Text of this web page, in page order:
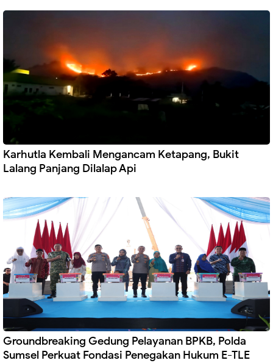
Karhutla Kembali Mengancam Ketapang, Bukit
Lalang Panjang Dilalap Api
Groundbreaking Gedung Pelayanan BPKB, Polda
Sumsel Perkuat Fondasi Penegakan Hukum E-TLE